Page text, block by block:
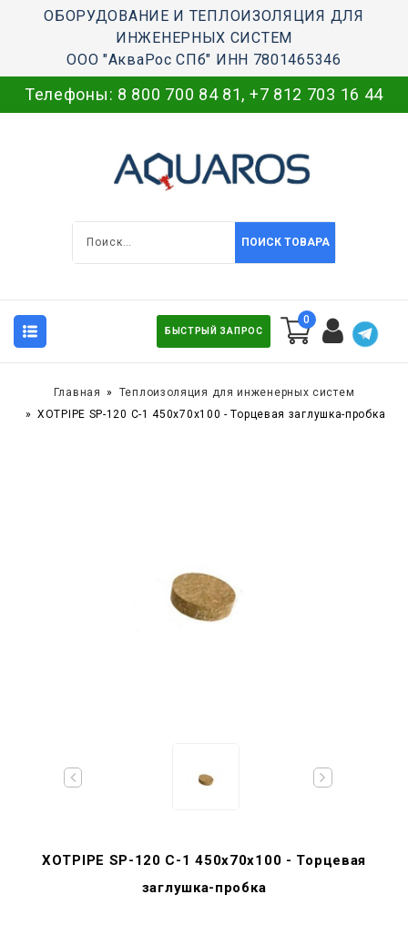
ОБОРУДОВАНИЕ И ТЕПЛОИЗОЛЯЦИЯ ДЛЯ
ИНЖЕНЕРНЫХ СИСТЕМ
ООО "АкваРос СПб" ИНН 7801465346
Телефоны: 8 800 700 84 81, +7 812 703 16 44
ПОИСК ТОВАРА
БЫСТРЫЙ ЗАПРОС
0
Главная
Теплоизоляция для инженерных систем
XOTPIPE SP-120 C-1 450x70x100 - Торцевая заглушка-пробка
XOTPIPE SP-120 C-1 450x70x100 - Торцевая
заглушка-пробка